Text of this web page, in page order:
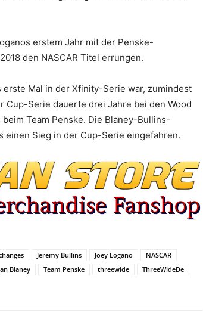
erstem Jahr mit der Penske-
den NASCAR Titel errungen.
erste Mal in der Xfinity-Serie war, zumindest
Cup-Serie dauerte drei Jahre bei den Wood
Team Penske. Die Blaney-Bullins-
einen Sieg in der Cup-Serie eingefahren.
Jeremy Bullins Joey Logano
NASCAR
Blaney Team Penske threewide
ThreeWideDe